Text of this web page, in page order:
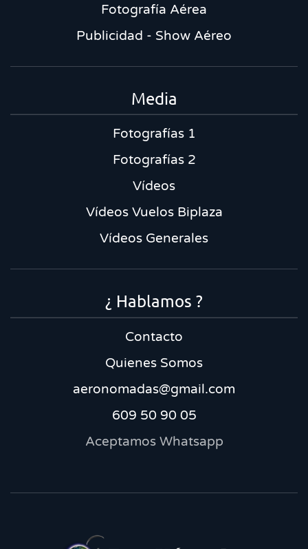
Fotografía Aérea
Publicidad - Show Aéreo
Media
Fotografías 1
Fotografías 2
Vídeos
Vídeos Vuelos Biplaza
Vídeos Generales
¿ Hablamos ?
Contacto
Quienes Somos
aeronomadas@gmail.com
609 50 90 05
Aceptamos Whatsapp